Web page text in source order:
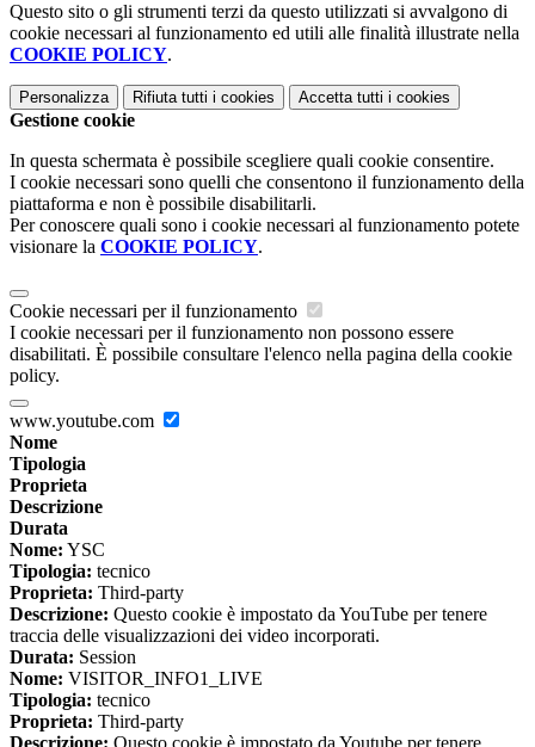
Questo sito o gli strumenti terzi da questo utilizzati si avvalgono di
cookie necessari al funzionamento ed utili alle finalità illustrate nella
COOKIE POLICY.
Personalizza Rifiuta tutti i cookies Accetta tutti i cookies
Gestione cookie
In questa schermata è possibile scegliere quali cookie consentire.
I cookie necessari sono quelli che consentono il funzionamento della
piattaforma e non è possibile disabilitarli.
Per conoscere quali sono i cookie necessari al funzionamento potete
visionare la COOKIE POLICY.
Cookie necessari per il funzionamento
I cookie necessari per il funzionamento non possono essere
disabilitati. È possibile consultare l'elenco nella pagina della cookie
policy.
www.youtube.com
Nome
Tipologia
Proprieta
Descrizione
Durata
Nome: YSC
Tipologia: tecnico
Proprieta: Third-party
Descrizione: Questo cookie è impostato da YouTube per tenere
traccia delle visualizzazioni dei video incorporati.
Durata: Session
Nome: VISITOR_INFO1_LIVE
Tipologia: tecnico
Proprieta: Third-party